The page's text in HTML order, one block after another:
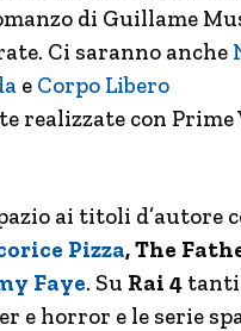
di Guillame
Ci saranno anche
e Corpo Libero
realizzate con Prime
ai titoli d’autore
Pizza, The
Faye. Su Rai 4
e horror e le serie